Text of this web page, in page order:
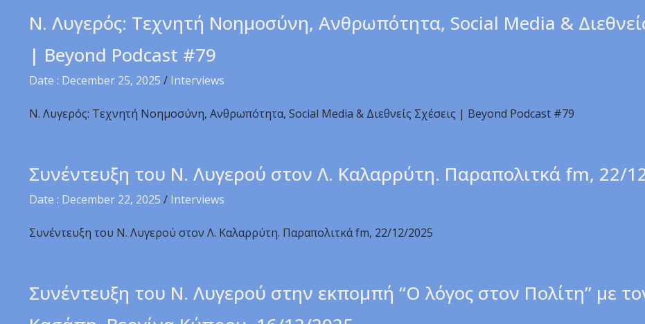
Ν. Λυγερός: Τεχνητή Νοημοσύνη, Ανθρωπότητα, Social Media &
| Beyond Podcast #79
Date : December 25, 2025 / Interviews
Ν. Λυγερός: Τεχνητή Νοημοσύνη, Ανθρωπότητα, Social Media & Διεθνείς Σχέσεις | Beyond Podcast #79
Συνέντευξη του Ν. Λυγερού στον Λ. Καλαρρύτη. Παραπολιτκά fm, 22/
Date : December 22, 2025 / Interviews
Συνέντευξη του Ν. Λυγερού στον Λ. Καλαρρύτη. Παραπολιτκά fm, 22/12/2025
Συνέντευξη του Ν. Λυγερού στην εκπομπή “Ο λόγος στον Πολίτη” με